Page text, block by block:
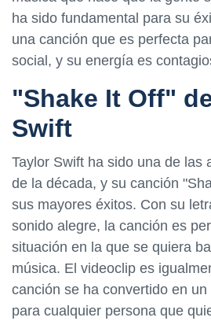
ha sido fundamental para su
una canción que es perfecta
social, y su energía es
"Shake It Off"
Swift
Taylor Swift ha sido una de las
de la década, y su canción
sus mayores éxitos. Con su
sonido alegre, la canción es
situación en la que se quiera
música. El videoclip es
canción se ha convertido en
para cualquier persona que